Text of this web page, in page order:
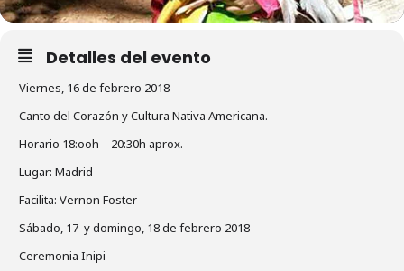
Detalles del evento
Viernes, 16 de febrero 2018
Canto del Corazón y Cultura Nativa Americana.
Horario 18:ooh – 20:30h aprox.
Lugar: Madrid
Facilita: Vernon Foster
Sábado, 17 y domingo, 18 de febrero 2018
Ceremonia Inipi